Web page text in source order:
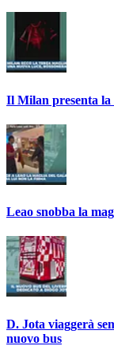
Il Milan presenta la
Leao snobba la
D. Jota viaggerà
nuovo bus